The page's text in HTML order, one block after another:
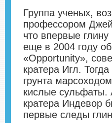
Группа ученых,
профессором
что впервые
еще в 2004 году
«Opportunity»,
кратера Игл.
грунта
кислые сульфаты.
кратера Индевор
первые следы